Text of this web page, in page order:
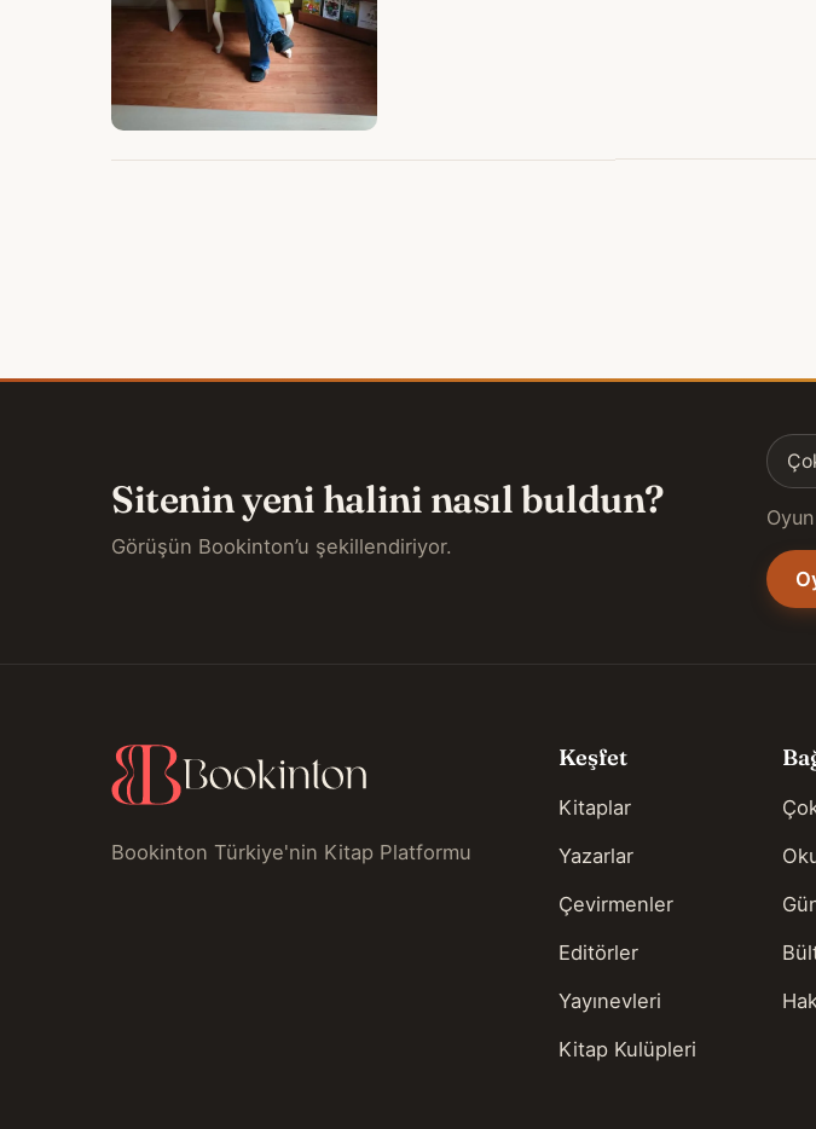
Sitenin yeni halini nasıl buldun?
Görüşün Bookinton’u şekillendiriyor.
Bookinton Türkiye'nin Kitap Platformu
Keşfet
Kitaplar
Yazarlar
Çevirmenler
Editörler
Yayınevleri
Kitap Kulüpleri